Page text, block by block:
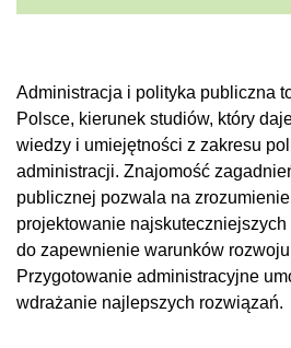
Administracja i polityka publiczna
Polsce, kierunek studiów, który
wiedzy i umiejętności z zakresu
administracji. Znajomość
publicznej pozwala na
projektowanie najskuteczniejszych
do zapewnienie warunków
Przygotowanie administracyjne
wdrażanie najlepszych rozwiązań.